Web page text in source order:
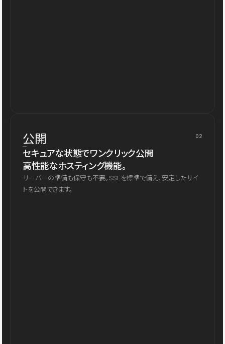
公開 02
セキュアな状態でワンクリック公開
高性能なホスティング機能。
サーバーの準備も保守も不要。SSLを標準で備え、安定したサイ
トを公開できます。